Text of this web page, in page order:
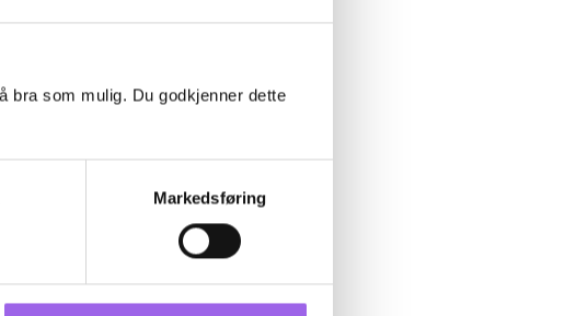
bra som mulig. Du godkjenner dette
Markedsføring